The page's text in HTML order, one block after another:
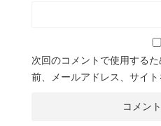
次回のコメントで使用する
前、メールアドレス、サイト